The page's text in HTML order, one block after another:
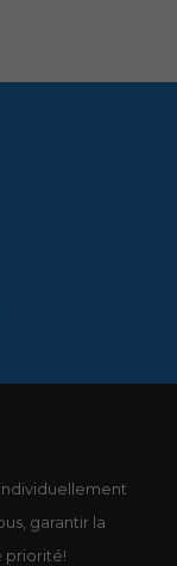
garantir la
priorité!